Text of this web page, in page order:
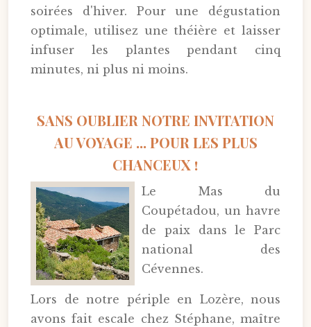
soirées d'hiver. Pour une dégustation
optimale, utilisez une théière et laisser
infuser les plantes pendant cinq
minutes, ni plus ni moins.
SANS OUBLIER NOTRE INVITATION
AU VOYAGE ... POUR LES PLUS
CHANCEUX !
Le Mas du
Coupétadou, un havre
de paix dans le Parc
national des
Cévennes.
Lors de notre périple en Lozère, nous
avons fait escale chez Stéphane, maître